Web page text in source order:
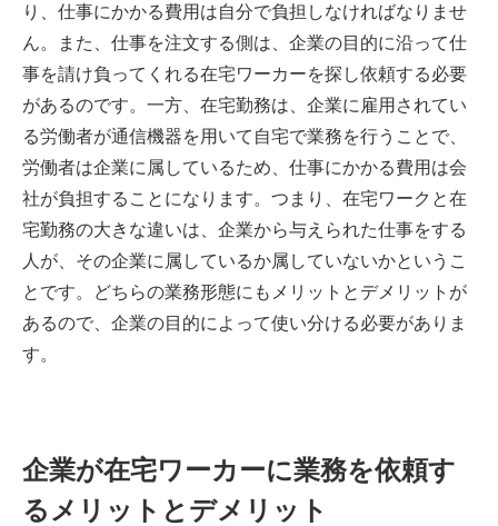
り、仕事にかかる費用は自分で負担しなければなりませ
ん。また、仕事を注文する側は、企業の目的に沿って仕
事を請け負ってくれる在宅ワーカーを探し依頼する必要
があるのです。一方、在宅勤務は、企業に雇用されてい
る労働者が通信機器を用いて自宅で業務を行うことで、
労働者は企業に属しているため、仕事にかかる費用は会
社が負担することになります。つまり、在宅ワークと在
宅勤務の大きな違いは、企業から与えられた仕事をする
人が、その企業に属しているか属していないかというこ
とです。どちらの業務形態にもメリットとデメリットが
あるので、企業の目的によって使い分ける必要がありま
す。
企業が在宅ワーカーに業務を依頼す
るメリットとデメリット